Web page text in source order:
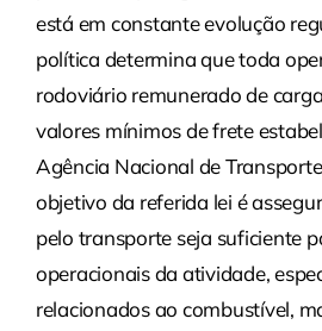
está em constante evolução
política determina que toda
rodoviário remunerado de
valores mínimos de frete
Agência Nacional de
objetivo da referida lei é
pelo transporte seja suficiente
operacionais da atividade,
relacionados ao combustível,